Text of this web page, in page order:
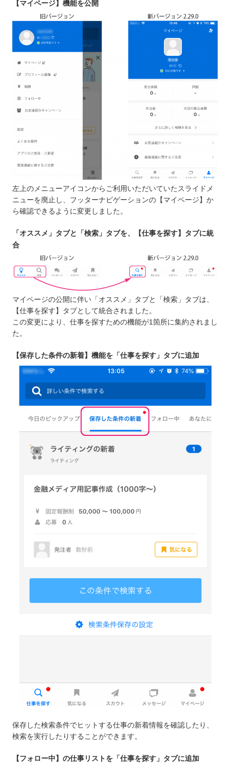
【マイページ】機能を公開
左上のメニューアイコンからご利用いただいていたスライドメ
ニューを廃止し、フッターナビゲーションの【マイページ】か
ら確認できるように変更しました。
「オススメ」タブと「検索」タブを、【仕事を探す】タブに統
合
マイページの公開に伴い「オススメ」タブと「検索」タブは、
【仕事を探す】タブとして統合されました。
この変更により、仕事を探すための機能が1箇所に集約されまし
た。
【保存した条件の新着】機能を「仕事を探す」タブに追加
保存した検索条件でヒットする仕事の新着情報を確認したり、
検索を実行したりすることができます。
【フォロー中】の仕事リストを「仕事を探す」タブに追加